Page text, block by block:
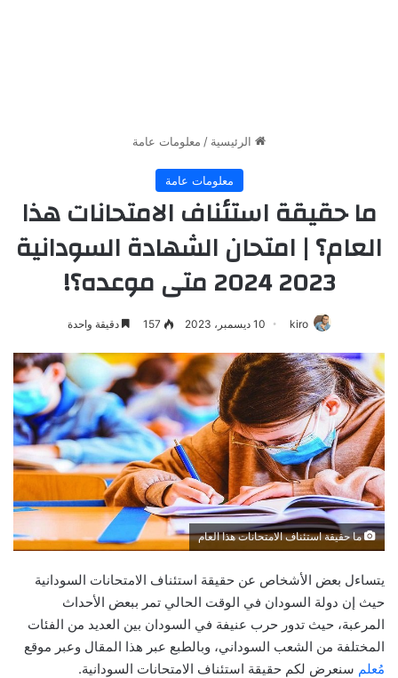
الرئيسية / معلومات عامة
معلومات عامة
ما حقيقة استئناف الامتحانات هذا
العام؟ | امتحان الشهادة السودانية
2023 2024 متى موعده؟!
kiro 10 ديسمبر، 2023 157 دقيقة واحدة
ما حقيقة استئناف الامتحانات هذا العام
يتساءل بعض الأشخاص عن حقيقة استئناف الامتحانات السودانية
حيث إن دولة السودان في الوقت الحالي تمر ببعض الأحداث
المرعبة، حيث تدور حرب عنيفة في السودان بين العديد من الفئات
المختلفة من الشعب السوداني، وبالطبع عبر هذا المقال وعبر موقع
مُعلم سنعرض لكم حقيقة استئناف الامتحانات السودانية.